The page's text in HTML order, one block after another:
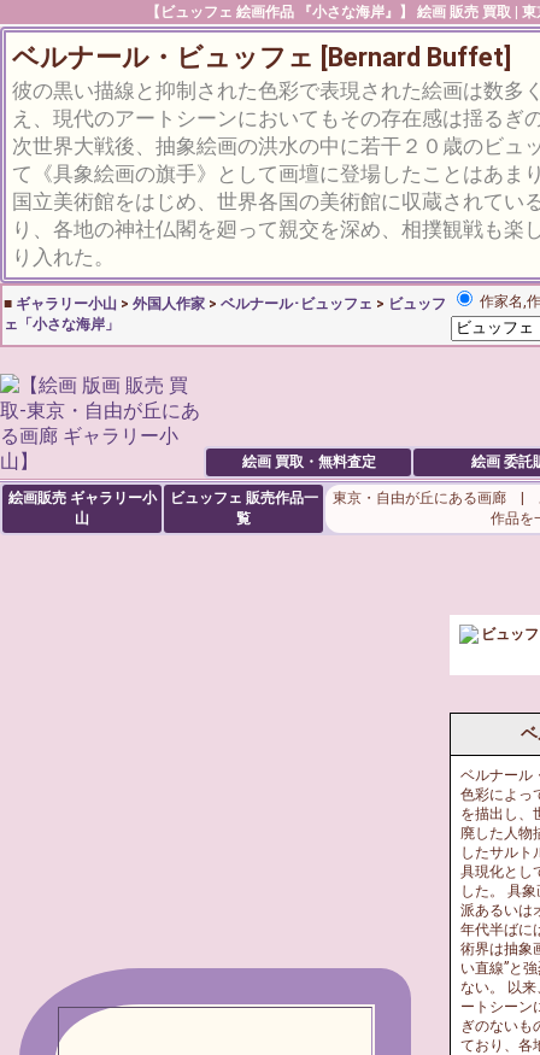
【ビュッフェ 絵画作品 『小さな海岸』】 絵画 販売 買取 |
ベルナール・ビュッフェ [Bernard Buffet]
彼の黒い描線と抑制された色彩で表現された絵画は数多
え、現代のアートシーンにおいてもその存在感は揺るぎ
次世界大戦後、抽象絵画の洪水の中に若干２０歳のビュ
て《具象絵画の旗手》として画壇に登場したことはあま
国立美術館をはじめ、世界各国の美術館に収蔵されてい
り、各地の神社仏閣を廻って親交を深め、相撲観戦も楽
り入れた。
■ ギャラリー小山 > 外国人作家 > ベルナール･ビュッフェ > ビュッフ
ェ「小さな海岸」
作家名,
絵画 買取・無料査定 絵画 委託
絵画販売 ギャラリー小
山
ビュッフェ 販売作品一
覧
東京・自由が丘にある画廊 |
作品を
ビュッ
ベルナール
色彩によっ
を描出し、
廃した人物
したサルト
具現化とし
した。 具
派あるいは
年代半ばに
術界は抽象
い直線”と
ない。 以
ートシーン
ぎのないも
ており、各